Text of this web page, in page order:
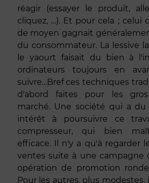
réagir (essayer le produit,
cliquez, …). Et pour cela ; celui
de moyen gagnait
du consommateur. La lessive
le yaourt faisait du bien à
ordinateurs toujours en
suivre…Bref ces techniques
d'abord faites pour les
marché. Une société qui a
intérêt à poursuivre ce
compresseur, qui bien
efficace. Il n'y a qu'à regarder
ventes suite à une campagne
opération de promotion
Pour les autres, plus